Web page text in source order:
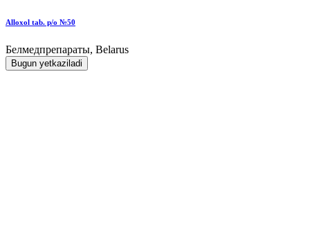
Alloxol tab. p/o №50
Белмедпрепараты, Belarus
Bugun yetkaziladi